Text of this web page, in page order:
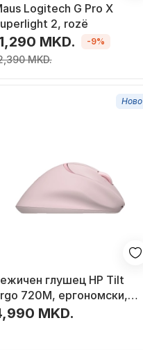
Logitech G Pro X
2, rozë
MKD.
MKD.
-9%
Ново
глушец HP Tilt
720M, ергономски,
розов
MKD.